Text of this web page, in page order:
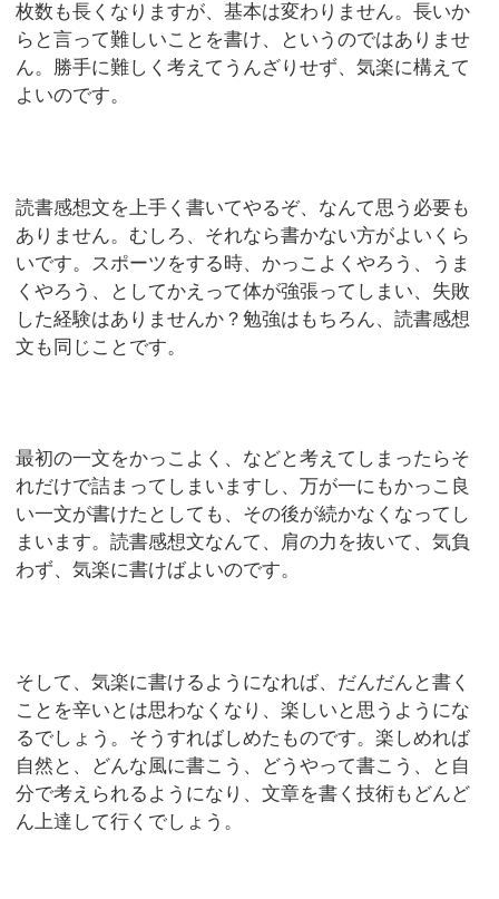
枚数も長くなりますが、基本は変わりません。長いか
らと言って難しいことを書け、というのではありませ
ん。勝手に難しく考えてうんざりせず、気楽に構えて
よいのです。
読書感想文を上手く書いてやるぞ、なんて思う必要も
ありません。むしろ、それなら書かない方がよいくら
いです。スポーツをする時、かっこよくやろう、うま
くやろう、としてかえって体が強張ってしまい、失敗
した経験はありませんか？勉強はもちろん、読書感想
文も同じことです。
最初の一文をかっこよく、などと考えてしまったらそ
れだけで詰まってしまいますし、万が一にもかっこ良
い一文が書けたとしても、その後が続かなくなってし
まいます。読書感想文なんて、肩の力を抜いて、気負
わず、気楽に書けばよいのです。
そして、気楽に書けるようになれば、だんだんと書く
ことを辛いとは思わなくなり、楽しいと思うようにな
るでしょう。そうすればしめたものです。楽しめれば
自然と、どんな風に書こう、どうやって書こう、と自
分で考えられるようになり、文章を書く技術もどんど
ん上達して行くでしょう。